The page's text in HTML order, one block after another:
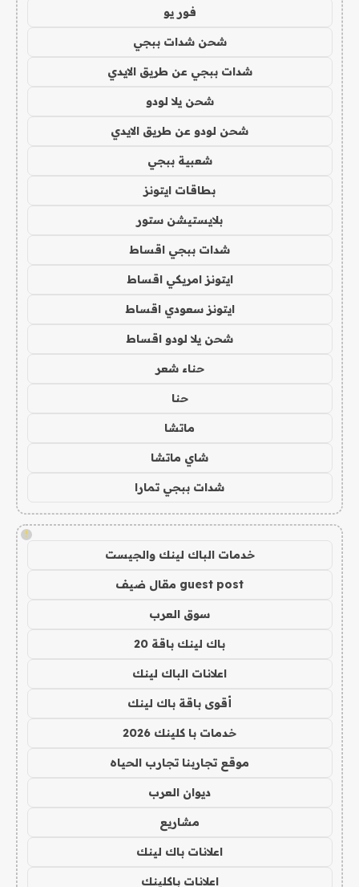
فور يو
شحن شدات ببجي
شدات ببجي عن طريق الايدي
شحن يلا لودو
شحن لودو عن طريق الايدي
شعبية ببجي
بطاقات ايتونز
بلايستيشن ستور
شدات ببجي اقساط
ايتونز امريكي اقساط
ايتونز سعودي اقساط
شحن يلا لودو اقساط
حناء شعر
حنا
ماتشا
شاي ماتشا
شدات ببجي تمارا
!
خدمات الباك لينك والجيست
guest post مقال ضيف
سوق العرب
باك لينك باقة 20
اعلانات الباك لينك
أقوى باقة باك لينك
خدمات با كلينك 2026
موقع تجاربنا تجارب الحياه
ديوان العرب
مشاريع
اعلانات باك لينك
اعلانات باكلينك